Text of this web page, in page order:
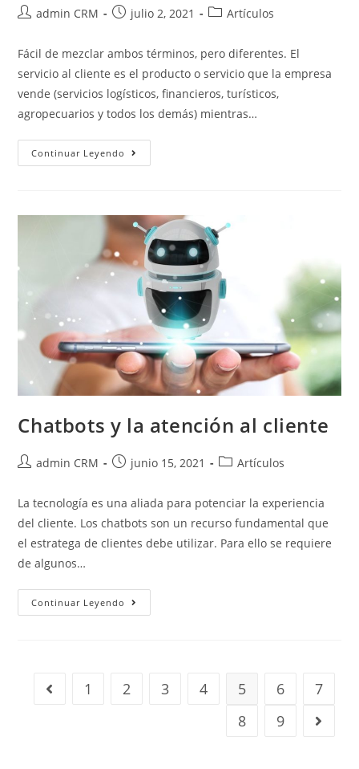
admin CRM julio 2, 2021 Artículos
Fácil de mezclar ambos términos, pero diferentes. El
servicio al cliente es el producto o servicio que la empresa
vende (servicios logísticos, financieros, turísticos,
agropecuarios y todos los demás) mientras…
Continuar Leyendo
Chatbots y la atención al cliente
admin CRM junio 15, 2021 Artículos
La tecnología es una aliada para potenciar la experiencia
del cliente. Los chatbots son un recurso fundamental que
el estratega de clientes debe utilizar. Para ello se requiere
de algunos…
Continuar Leyendo
1 2 3 4 5 6
7
8
9